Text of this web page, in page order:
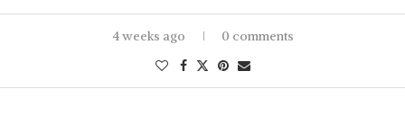
4 weeks ago 0 comments